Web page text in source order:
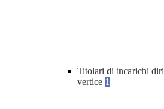
Titolari di incarichi
vertice 1